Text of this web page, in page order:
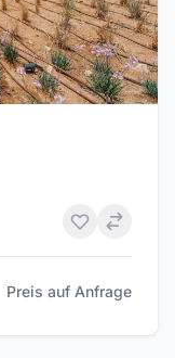
Preis auf Anfrage